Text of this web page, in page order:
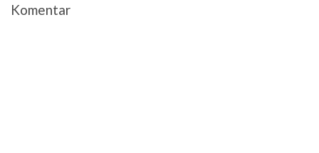
Komentar